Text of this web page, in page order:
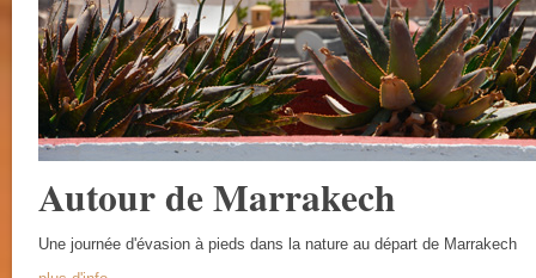
Autour de Marrakech
Une journée d'évasion à pieds dans la nature au départ de Marrakech